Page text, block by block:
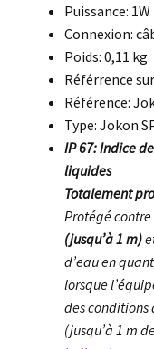
Puissance: 1W
Connexion:
Poids: 0,11 kg
Référrence
Référence:
Type: Jokon
IP 67: Indice
liquides
Totalement
Protégé
(jusqu’à 1 m)
d’eau en
lorsque
des conditions
(jusqu’à 1 m